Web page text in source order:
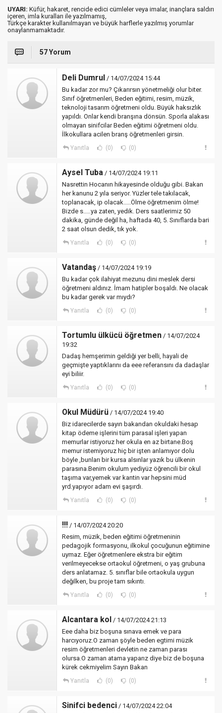
UYARI: Küfür, hakaret, rencide edici cümleler veya imalar, inançlara saldırı
içeren, imla kuralları ile yazılmamış,
Türkçe karakter kullanılmayan ve büyük harflerle yazılmış yorumlar
onaylanmamaktadır.
57 Yorum
Deli Dumrul / 14/07/2024 15:44
Bu kadar zor mu? Çıkarırsın yönetmeliği olur biter.
Sınıf öğretmenleri, Beden eğitimi, resim, müzik,
teknoloji tasarım öğretmeni oldu. Büyük haksızlık
yapıldı. Onlar kendi branşına dönsün. Sporla alakası
olmayan sinifcilar Beden eğitimi öğretmeni oldu.
İlkokullara acilen branş öğretmenleri girsin.
Yanıtla (0) (0)
Aysel Tuba / 14/07/2024 19:11
Nasrettin Hocanın hikayesinde olduğu gibi. Bakan
her kanunu 2 yıla seriyor. Yüzler tele takılacak,
toplanacak, ip olacak.....Ölme öğretmenim ölme!
Bizde s.....ya zaten, yedik. Ders saatlerimiz 50
dakika, günde değil ha, haftada 40, 5. Sınıflarda bari
2 saat olsun dedik, tık yok.
Yanıtla (0) (0)
Vatandaş / 14/07/2024 19:19
Bu kadar çok ilahiyat mezunu dini meslek dersi
öğretmeni aldınız. İmam hatipler boşaldı. Ne olacak
bu kadar gerek var mıydı?
Yanıtla (0) (0)
Tortumlu ülkücü öğretmen / 14/07/2024
19:32
Dadaş hemşerimin geldiği yer belli, hayali de
geçmişte yaptıklarını da eee referansını da dadaşlar
eyi biliir.
Yanıtla (0) (0)
Okul Müdürü / 14/07/2024 19:40
Biz idarecilerde sayın bakandan okuldaki hesap
kitap ödeme işlerini tüm parasal işleri yapan
memurlar istiyoruz her okula en az birtane.Boş
memur istemiyoruz hiç bir işten anlamıyor dolu
böyle ,bunları bir kursa alsınlar yazık bu ülkenin
parasına.Benim okulum yediyüz öğrencili bir okul
taşıma var,yemek var kantin var hepsini müd
yrd.yapıyor adam evi şaşırdı.
Yanıtla (0) (0)
!!! / 14/07/2024 20:20
Resim, müzik, beden eğitimi öğretmeninin
pedagojik formasyonu, ilkokul çocuğunun eğitimine
uymaz. Eğer öğretmenlere ekstra bir eğitim
verilmeyecekse ortaokul öğretmeni, o yaş grubuna
ders anlatamaz. 5. sınıflar bile ortaokula uygun
değilken, bu proje tam sıkıntı.
Yanıtla (0) (0)
Alcantara kol / 14/07/2024 21:13
Eee daha biz boşuna sınava emek ve para
harcıyoruz.O zaman şöyle beden egtimi müzik
resim öğretmenleri devletin ne zaman parası
olursa.O zaman atama yaparız diye biz de boşuna
kürek cekmiyelim Sayın Bakan
Yanıtla (0) (0)
Sinifci bedenci / 14/07/2024 22:04